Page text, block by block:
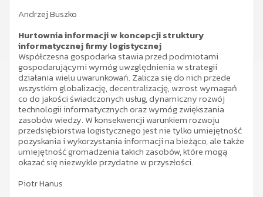
Andrzej Buszko
Hurtownia informacji w koncepcji struktury
informatycznej firmy logistycznej
Współczesna gospodarka stawia przed podmiotami
gospodarującymi wymóg uwzględnienia w strategii
działania wielu uwarunkowań. Zalicza się do nich przede
wszystkim globalizację, decentralizację, wzrost wymagań
co do jakości świadczonych usług, dynamiczny rozwój
technologii informatycznych oraz wymóg zwiększania
zasobów wiedzy. W konsekwencji warunkiem rozwoju
przedsiębiorstwa logistycznego jest nie tylko umiejętność
pozyskania i wykorzystania informacji na bieżąco, ale także
umiejętność gromadzenia takich zasobów, które mogą
okazać się niezwykle przydatne w przyszłości.
Piotr Hanus